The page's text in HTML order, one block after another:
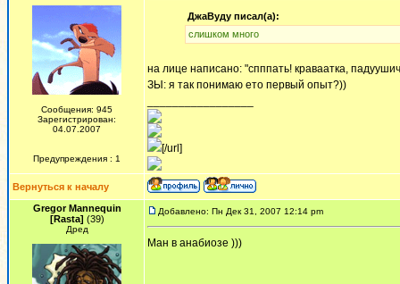
Сообщения: 945
Зарегистрирован:
04.07.2007
Предупреждения : 1
ДжаВуду писал(а):
слишком много
на лице написано: "спппать! краваатка,
ЗЫ: я так понимаю ето первый опыт?))
[/url]
Вернуться к началу
Gregor Mannequin
[Rasta] (39)
Дред
Добавлено: Пн Дек 31, 2007 12:14 pm
Ман в анабиозе )))